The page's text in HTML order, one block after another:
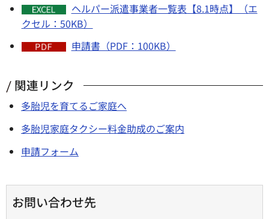
ヘルパー派遣事業者一覧表【8.1時点】（エ
クセル：50KB）
申請書（PDF：100KB）
関連リンク
多胎児を育てるご家庭へ
多胎児家庭タクシー料金助成のご案内
申請フォーム
お問い合わせ先